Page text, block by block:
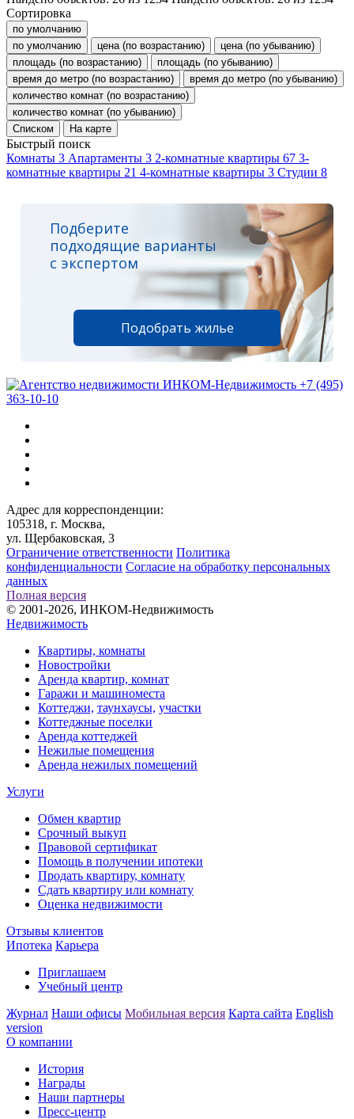
Сортировка
по умолчанию
по умолчанию
цена (по возрастанию)
цена (по убыванию)
площадь (по возрастанию)
площадь (по убыванию)
время до метро (по возрастанию)
время до метро (по убыванию)
количество комнат (по возрастанию)
количество комнат (по убыванию)
Списком
На карте
Быстрый поиск
Комнаты 3 Апартаменты 3 2-комнатные квартиры 67 3-
комнатные квартиры 21 4-комнатные квартиры 3 Студии 8
Подберите
подходящие варианты
с экспертом
Подобрать жилье
+7 (495)
363-10-10
Адрес для корреспонденции:
105318, г. Москва,
ул. Щербаковская, 3
Ограничение ответственности Политика
конфиденциальности Согласие на обработку персональных
данных
Полная версия
© 2001-2026, ИНКОМ-Недвижимость
Недвижимость
Квартиры, комнаты
Новостройки
Аренда квартир, комнат
Гаражи и машиноместа
Коттеджи, таунхаусы, участки
Коттеджные поселки
Аренда коттеджей
Нежилые помещения
Аренда нежилых помещений
Услуги
Обмен квартир
Срочный выкуп
Правовой сертификат
Помощь в получении ипотеки
Продать квартиру, комнату
Сдать квартиру или комнату
Оценка недвижимости
Отзывы клиентов
Ипотека Карьера
Приглашаем
Учебный центр
Журнал Наши офисы Мобильная версия Карта сайта English
version
О компании
История
Награды
Наши партнеры
Пресс-центр